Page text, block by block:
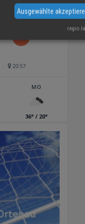
20:57
MO
36° / 20°
Ausgewählte